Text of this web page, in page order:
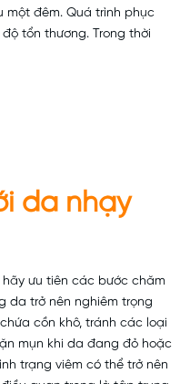
một đêm. Quá trình phục
tổn thương. Trong thời
da nhạy
ưu tiên các bước chăm
da trở nên nghiêm trọng
cồn khô, tránh các loại
mụn khi da đang đỏ hoặc
trạng viêm có thể trở nên